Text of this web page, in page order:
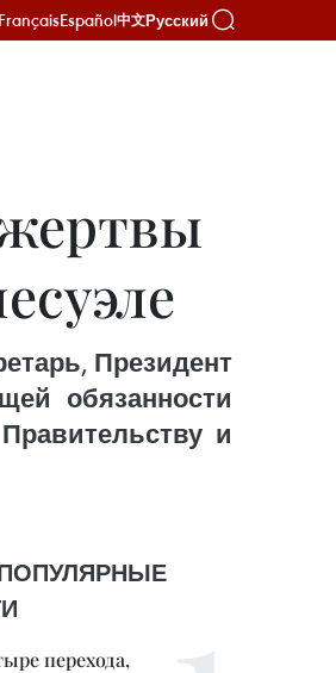
FrançaisEspañol中文Русский
Президент
обязанности
и
перехода,